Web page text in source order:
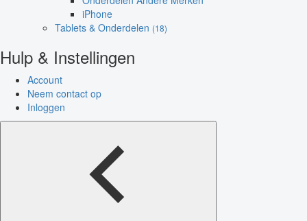
iPhone
Tablets & Onderdelen (18)
Hulp & Instellingen
Account
Neem contact op
Inloggen